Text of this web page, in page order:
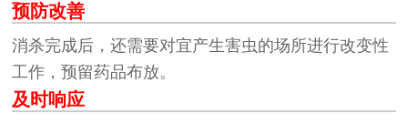
预防改善
消杀完成后，还需要对宜产生害虫的场所进行改变性
工作，预留药品布放。
及时响应